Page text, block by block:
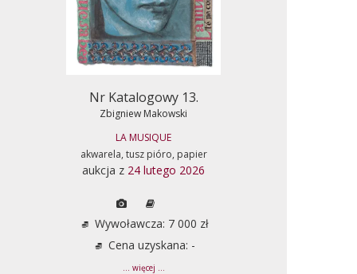
Nr Katalogowy 13.
Zbigniew Makowski
LA MUSIQUE
akwarela, tusz pióro, papier
aukcja z 24 lutego 2026
Wywoławcza: 7 000 zł
Cena uzyskana: -
... więcej ...